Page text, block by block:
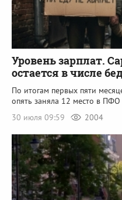
Уровень зарплат.
остается в числе
По итогам первых пяти
опять заняла 12 место в ПФО
30 июля 09:59
2004